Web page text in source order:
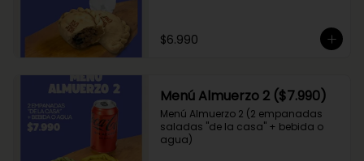
$6.990
Menú Almuerzo 2 ($7.990)
Menú Almuerzo 2 (2 empanadas
saladas "de la casa" + bebida o
agua)